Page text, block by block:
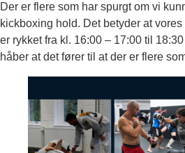
Der er flere som har spurgt om vi
kickboxing hold. Det betyder at
er rykket fra kl. 16:00 – 17:00 til
håber at det fører til at der er flere